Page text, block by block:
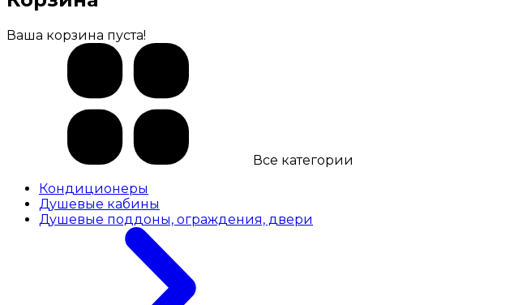
Ваша корзина пуста!
Все категории
Кондиционеры
Душевые кабины
Душевые поддоны, ограждения, двери